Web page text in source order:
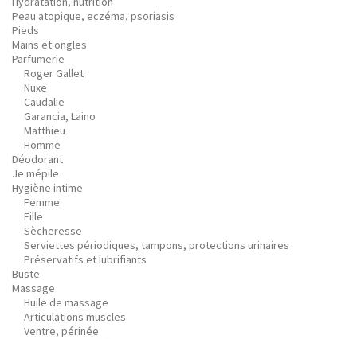
Peau atopique, eczéma, psoriasis
Pieds
Mains et ongles
Parfumerie
Roger Gallet
Nuxe
Caudalie
Garancia, Laino
Matthieu
Homme
Déodorant
Je mépile
Hygiène intime
Femme
Fille
Sècheresse
Serviettes périodiques, tampons, protections urinaires
Préservatifs et lubrifiants
Buste
Massage
Huile de massage
Articulations muscles
Ventre, périnée